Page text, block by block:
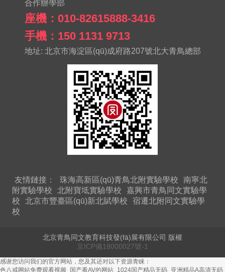
合作辦學部
座機：010-82615888-3416
手機：150 1131 9713
地址: 北京市海淀區(qū)成府路207號北大青鳥總部
友情鏈接： 珠海高新區(qū)青鳥北附實驗學校
南寧北
附實驗學校
北附寶坻實驗學校
嘉興市青鳥同文實驗學
校
北京市豐臺區(qū)新北賦學校
宿遷北附同文實驗學
校
北京青鳥同文教育科技發(fā)展有限公司 版權
京ICP備18000027號-1
感谢您访问我们的官方网站，您及其还对以下资源青睐：
色八戒网站免费观看视频_国产看AV的网站_1024国产精品无码_亚洲精品A高清无码